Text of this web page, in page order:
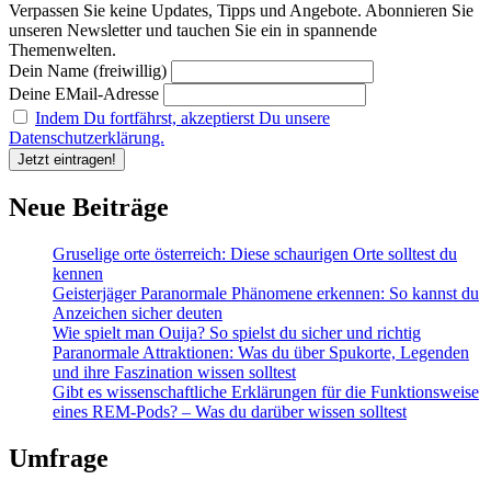
in
die
Darknets!
Verpassen Sie keine Updates, Tipps und Angebote. Abonnieren Sie
unseren Newsletter und tauchen Sie ein in spannende
Themenwelten.
Dein Name (freiwillig)
Deine EMail-Adresse
Indem Du fortfährst, akzeptierst Du unsere
Datenschutzerklärung.
Neue Beiträge
Gruselige orte österreich: Diese schaurigen Orte solltest du
kennen
Geisterjäger Paranormale Phänomene erkennen: So kannst du
Anzeichen sicher deuten
Wie spielt man Ouija? So spielst du sicher und richtig
Paranormale Attraktionen: Was du über Spukorte, Legenden
und ihre Faszination wissen solltest
Gibt es wissenschaftliche Erklärungen für die Funktionsweise
eines REM-Pods? – Was du darüber wissen solltest
Umfrage